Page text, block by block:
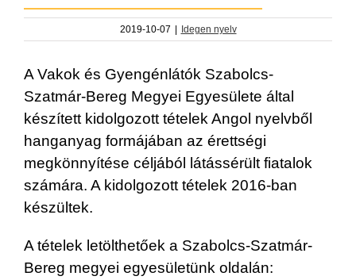
2019-10-07 | Idegen nyelv
A Vakok és Gyengénlátók Szabolcs-
Szatmár-Bereg Megyei Egyesülete által
készített kidolgozott tételek Angol nyelvből
hanganyag formájában az érettségi
megkönnyítése céljából látássérült fiatalok
számára. A kidolgozott tételek 2016-ban
készültek.
A tételek letölthetőek a Szabolcs-Szatmár-
Bereg megyei egyesületünk oldalán: